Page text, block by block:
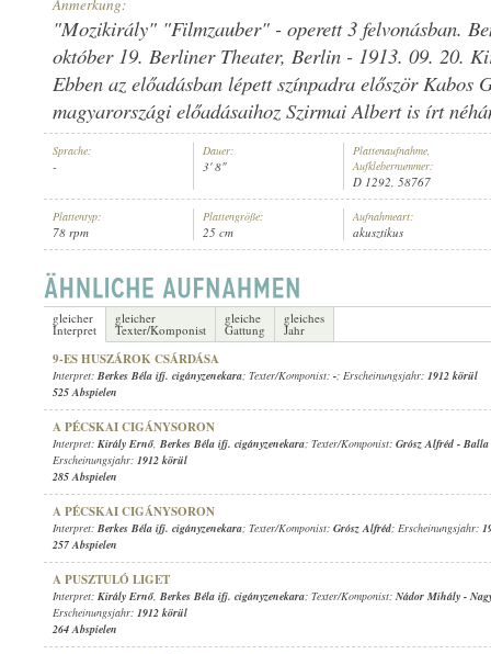
INTERPRET: BERKES BÉLA IFJ. CIGÁNYZENEKARA
Anmerkung:
"Mozikirály" "Filmzauber" - operett 3 felvonásban.
október 19. Berliner Theater, Berlin - 1913. 09. 20.
Ebben az előadásban lépett színpadra először Kabos
magyarországi előadásaihoz Szirmai Albert is írt
Sprache:
-
Dauer:
3' 8"
Plattenaufnahme,
Aufklebernummer:
D 1292, 58767
Plattentyp:
78 rpm
Plattengröße:
25 cm
Aufnahmeart:
akusztikus
gleicher
Interpret
gleicher
Texter/Komponist
gleiche
Gattung
gleiches
Jahr
9-ES HUSZÁROK CSÁRDÁSA
Interpret: Berkes Béla ifj. cigányzenekara; Texter/Komponist: -; Erscheinungsjahr: 1912 körül
525 Abspielen
A PÉCSKAI CIGÁNYSORON
Interpret: Király Ernő, Berkes Béla ifj. cigányzenekara; Texter/Komponist: Grósz Alfréd - Balla
Erscheinungsjahr: 1912 körül
285 Abspielen
A PÉCSKAI CIGÁNYSORON
Interpret: Berkes Béla ifj. cigányzenekara; Texter/Komponist: Grósz Alfréd; Erscheinungsjahr:
257 Abspielen
A PUSZTULÓ LIGET
Interpret: Király Ernő, Berkes Béla ifj. cigányzenekara; Texter/Komponist: Nádor Mihály -
Erscheinungsjahr: 1912 körül
264 Abspielen